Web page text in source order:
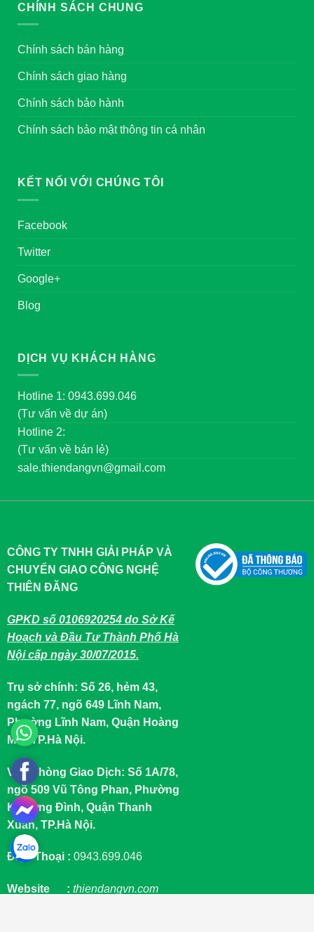
CHÍNH SÁCH CHUNG
Chính sách bán hàng
Chính sách giao hàng
Chính sách bảo hành
Chính sách bảo mật thông tin cá nhân
KẾT NỐI VỚI CHÚNG TÔI
Facebook
Twitter
Google+
Blog
DỊCH VỤ KHÁCH HÀNG
Hotline 1: 0943.699.046
(Tư vấn về dự án)
Hotline 2:
(Tư vấn về bán lẻ)
sale.thiendangvn@gmail.com
CÔNG TY TNHH GIẢI PHÁP VÀ
CHUYỂN GIAO CÔNG NGHỆ
THIÊN ĐĂNG
GPKD số 0106920254 do Sở Kế
Hoạch và Đầu Tư Thành Phố Hà
Nội cấp ngày 30/07/2015.
Trụ sở chính: Số 26, hẻm 43,
ngách 77, ngõ 649 Lĩnh Nam,
Phường Lĩnh Nam, Quận Hoàng
Mai, TP.Hà Nội.
Văn Phòng Giao Dịch: Số 1A/78,
ngõ 509 Vũ Tông Phan, Phường
Khương Đình, Quận Thanh
Xuân, TP.Hà Nội.
Điện Thoại : 0943.699.046
Website : thiendangvn.com